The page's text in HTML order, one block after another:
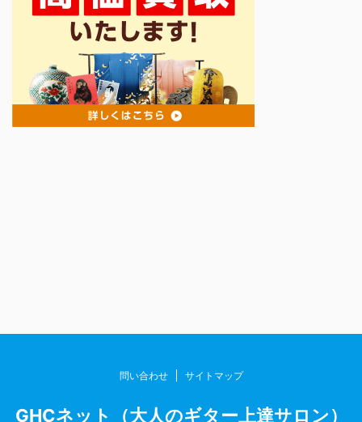
問い合わせ サイトマップ
GHCネット（大人のギター上達サロン）